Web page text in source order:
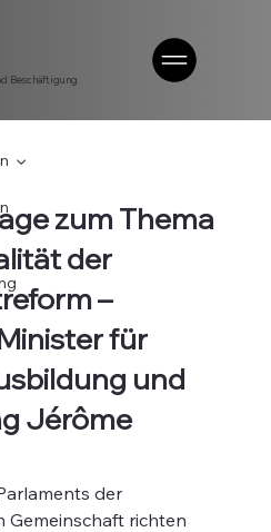
Beschäftigung
zum Thema
der
–
für
und
Jérôme
der
Gemeinschaft richten